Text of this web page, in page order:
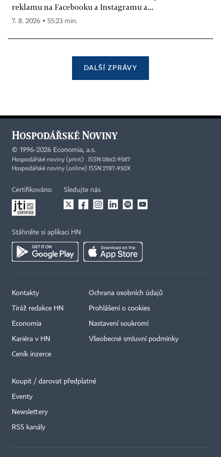
reklamu na Facebooku a Instagramu a...
7. 8. 2026 ▪ 55:23 min.
DALŠÍ ZPRÁVY
© 1996-2026 Economia, a.s.
Hospodářské noviny (print) ISSN 0862-9587
Hospodářské noviny (online) ISSN 2787-950X
Certifikováno Sledujte nás
Stáhněte si aplikaci HN
Kontakty
Tiráž redakce HN
Economia
Kariéra v HN
Ceník inzerce
Ochrana osobních údajů
Prohlášení o cookies
Nastavení soukromí
Všeobecné smluvní podmínky
Koupit / darovat předplatné
Eventy
Newslettery
RSS kanály